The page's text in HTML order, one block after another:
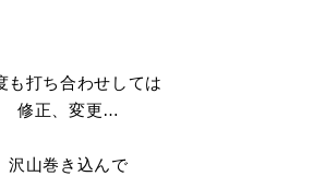
も打ち合わせしては
修正、変更…
沢山巻き込んで